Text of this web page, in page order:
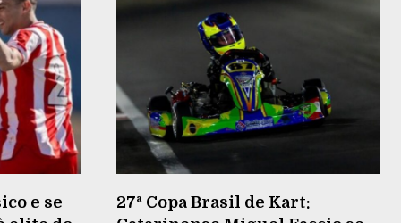
e se
27ª Copa Brasil de Kart: